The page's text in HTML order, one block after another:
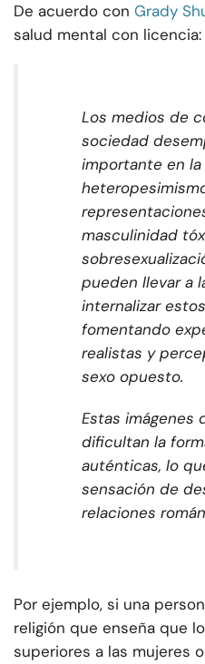
De acuerdo con Grady
salud mental con licencia:
Los medios de
sociedad
importante en
masculinidad
pueden llevar a
internalizar
fomentando
realistas y
sexo opuesto.
Estas imágenes
dificultan la
auténticas, lo
sensación de
relaciones
Por ejemplo, si una
religión que enseña que
superiores a las mujeres